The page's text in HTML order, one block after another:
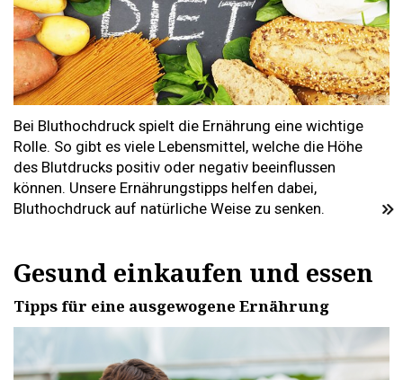
Bei Bluthochdruck spielt die Ernährung eine wichtige
Rolle. So gibt es viele Lebensmittel, welche die Höhe
des Blutdrucks positiv oder negativ beeinflussen
können. Unsere Ernährungstipps helfen dabei,
Bluthochdruck auf natürliche Weise zu senken.
Gesund einkaufen und essen
Tipps für eine ausgewogene Ernährung